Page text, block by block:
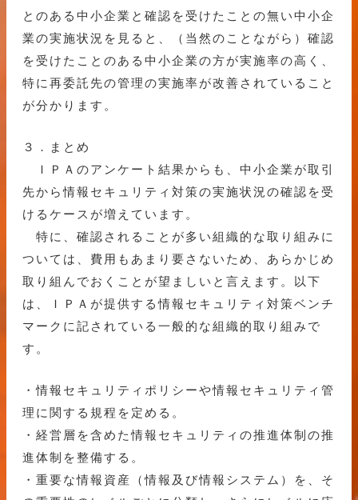
とのある中小企業と確認を受けたことの無い中小企
業の実施状況を見ると、（当然のことながら）確認
を受けたことのある中小企業の方が実施率の高く、
特に再委託先の管理の実施率が改善されていること
が分かります。
３．まとめ
ＩＰＡのアンケート結果からも、中小企業が取引
先から情報セキュリティ対策の実施状況の確認を受
けるケースが増えています。
特に、確認されることが多い組織的な取り組みに
ついては、費用もあまり要さないため、あらかじめ
取り組んでおくことが望ましいと言えます。以下
は、ＩＰＡが提供する情報セキュリティ対策ベンチ
マークに記されている一般的な組織的取り組みで
す。
・情報セキュリティポリシーや情報セキュリティ管
理に関する規程を定める。
・経営層を含めた情報セキュリティの推進体制の推
進体制を整備する。
・重要な情報資産（情報及び情報システム）を、そ